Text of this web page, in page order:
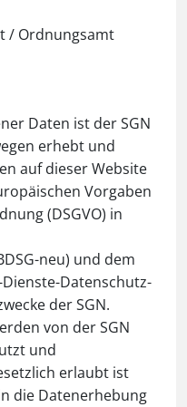
/ Ordnungsamt
Daten ist der SGN
erhebt und
auf dieser Website
Vorgaben
(DSGVO) in
neu) und dem
Datenschutz-
der SGN.
von der SGN
und
erlaubt ist
die Datenerhebung